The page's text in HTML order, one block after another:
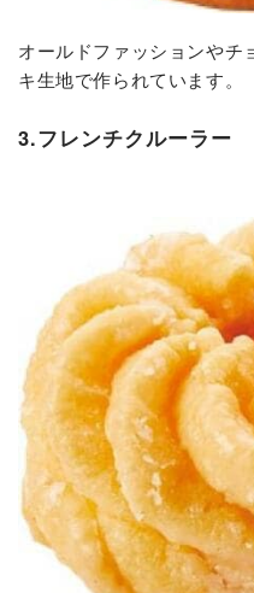
オールドファッションやチ
キ生地で作られています。
3.フレンチクルーラー